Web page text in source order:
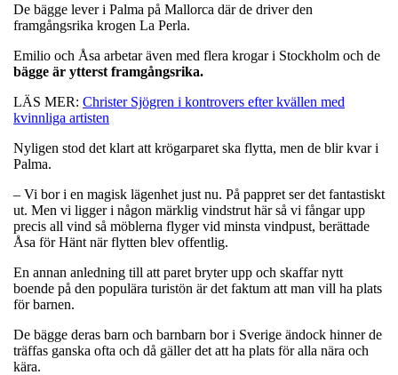
De bägge lever i Palma på Mallorca där de driver den
framgångsrika krogen La Perla.
Emilio och Åsa arbetar även med flera krogar i Stockholm och de
bägge är ytterst framgångsrika.
LÄS MER: Christer Sjögren i kontrovers efter kvällen med
kvinnliga artisten
Nyligen stod det klart att krögarparet ska flytta, men de blir kvar i
Palma.
– Vi bor i en magisk lägenhet just nu. På pappret ser det fantastiskt
ut. Men vi ligger i någon märklig vindstrut här så vi fångar upp
precis all vind så möblerna flyger vid minsta vindpust, berättade
Åsa för Hänt när flytten blev offentlig.
En annan anledning till att paret bryter upp och skaffar nytt
boende på den populära turistön är det faktum att man vill ha plats
för barnen.
De bägge deras barn och barnbarn bor i Sverige ändock hinner de
träffas ganska ofta och då gäller det att ha plats för alla nära och
kära.